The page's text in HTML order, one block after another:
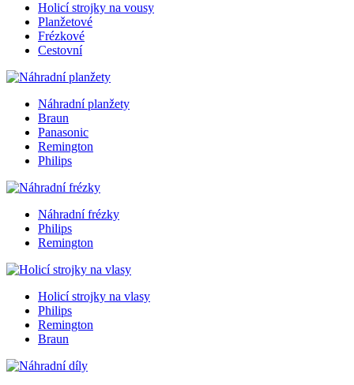
Holicí strojky na vousy
Planžetové
Frézkové
Cestovní
Náhradní planžety
Braun
Panasonic
Remington
Philips
Náhradní frézky
Philips
Remington
Holicí strojky na vlasy
Philips
Remington
Braun